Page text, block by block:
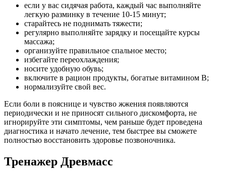
если у вас сидячая работа, каждый час выполняйте
легкую разминку в течение 10-15 минут;
старайтесь не поднимать тяжести;
регулярно выполняйте зарядку и посещайте курсы
массажа;
организуйте правильное спальное место;
избегайте переохлаждения;
носите удобную обувь;
включите в рацион продукты, богатые витамином В;
нормализуйте свой вес.
Если боли в пояснице и чувство жжения появляются
периодически и не приносят сильного дискомфорта, не
игнорируйте эти симптомы, чем раньше будет проведена
диагностика и начато лечение, тем быстрее вы сможете
полностью восстановить здоровье позвоночника.
Тренажер Древмасс